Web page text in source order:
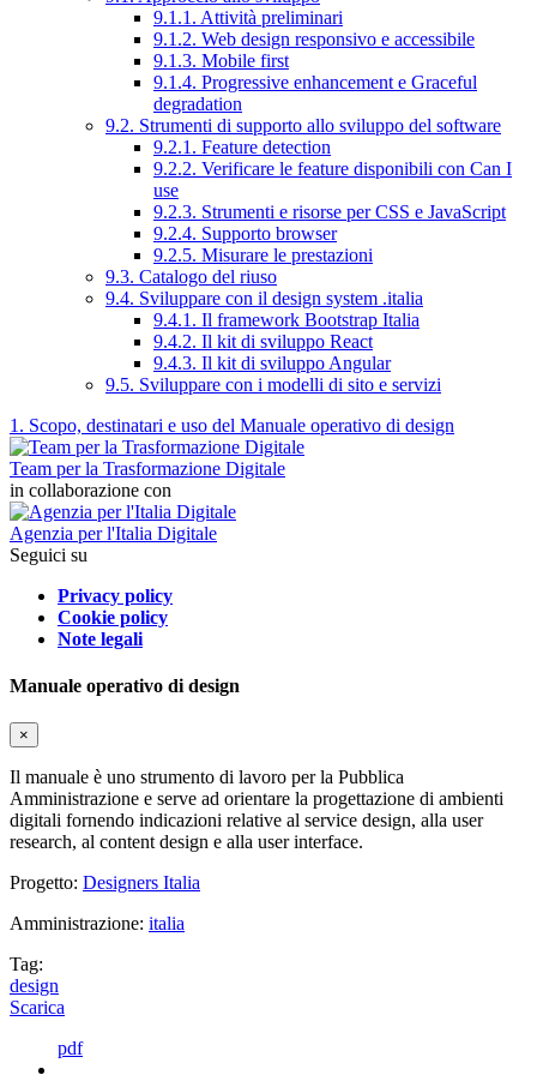
9.1.1. Attività preliminari
9.1.2. Web design responsivo e accessibile
9.1.3. Mobile first
9.1.4. Progressive enhancement e Graceful
degradation
9.2. Strumenti di supporto allo sviluppo del software
9.2.1. Feature detection
9.2.2. Verificare le feature disponibili con Can I
use
9.2.3. Strumenti e risorse per CSS e JavaScript
9.2.4. Supporto browser
9.2.5. Misurare le prestazioni
9.3. Catalogo del riuso
9.4. Sviluppare con il design system .italia
9.4.1. Il framework Bootstrap Italia
9.4.2. Il kit di sviluppo React
9.4.3. Il kit di sviluppo Angular
9.5. Sviluppare con i modelli di sito e servizi
1. Scopo, destinatari e uso del Manuale operativo di design
Team per la Trasformazione Digitale
in collaborazione con
Agenzia per l'Italia Digitale
Seguici su
Privacy policy
Cookie policy
Note legali
Manuale operativo di design
×
Il manuale è uno strumento di lavoro per la Pubblica
Amministrazione e serve ad orientare la progettazione di ambienti
digitali fornendo indicazioni relative al service design, alla user
research, al content design e alla user interface.
Progetto: Designers Italia
Amministrazione: italia
Tag:
design
Scarica
pdf